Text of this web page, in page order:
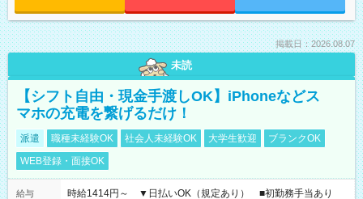
掲載日：2026.08.07
未読
【シフト自由・現金手渡しOK】iPhoneなどス
マホの充電を繋げるだけ！
派遣 職種未経験OK 社会人未経験OK 大学生歓迎
ブランクOK
WEB登録・面接OK
給与
時給1414円～ ▼日払いOK（規定あり） ■初勤務手当あり